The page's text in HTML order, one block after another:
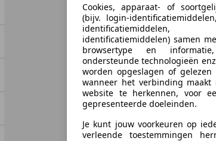
Cookies, apparaat- of
(bijv. login-
identificatiemiddelen,
identificatiemiddelen) samen
browsertype en
ondersteunde technologieën
worden opgeslagen of
wanneer het verbinding
website te herkennen, voor
gepresenteerde doeleinden.
Je kunt jouw voorkeuren op
verleende toestemmingen